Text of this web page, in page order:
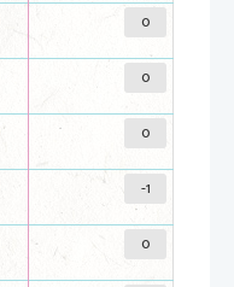
0
0
0
-1
0